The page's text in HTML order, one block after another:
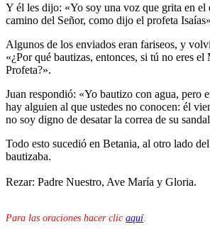
Y él les dijo: «Yo soy una voz que grita en el
camino del Señor, como dijo el profeta
Algunos de los enviados eran fariseos, y
«¿Por qué bautizas, entonces, si tú no eres
Profeta?».
Juan respondió: «Yo bautizo con agua, pero
hay alguien al que ustedes no conocen: él
no soy digno de desatar la correa de su
Todo esto sucedió en Betania, al otro lado
bautizaba.
Rezar: Padre Nuestro, Ave María y Gloria.
Para las oraciones hacer clic aquí.